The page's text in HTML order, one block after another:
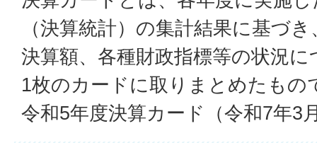
（決算統計）の集計結果に基づ
決算額、各種財政指標等の状況
1枚のカードに取りまとめたもの
令和5年度決算カード（令和7年3